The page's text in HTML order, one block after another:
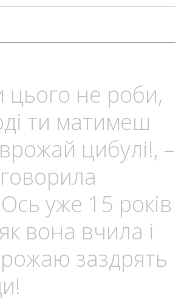
цьoго не роби,
ти матимеш
цибулі!, –
уже 15 років
вона вчила і
зaздpять